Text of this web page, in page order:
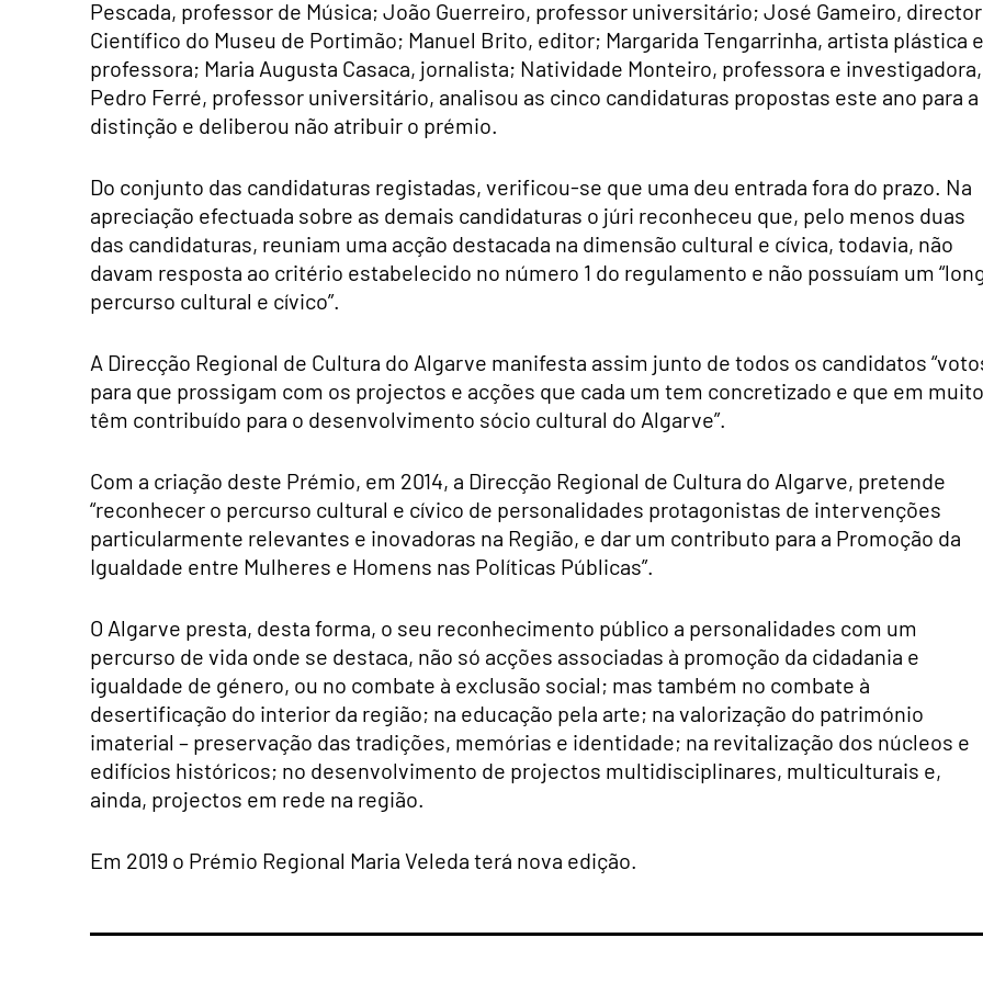
Pescada, professor de Música; João Guerreiro, professor universitário; José Gameiro, director
Científico do Museu de Portimão; Manuel Brito, editor; Margarida Tengarrinha, artista plástica e
professora; Maria Augusta Casaca, jornalista; Natividade Monteiro, professora e investigadora,
Pedro Ferré, professor universitário, analisou as cinco candidaturas propostas este ano para a
distinção e deliberou não atribuir o prémio.
Do conjunto das candidaturas registadas, verificou-se que uma deu entrada fora do prazo. Na
apreciação efectuada sobre as demais candidaturas o júri reconheceu que, pelo menos duas
das candidaturas, reuniam uma acção destacada na dimensão cultural e cívica, todavia, não
davam resposta ao critério estabelecido no número 1 do regulamento e não possuíam um
percurso cultural e cívico”.
A Direcção Regional de Cultura do Algarve manifesta assim junto de todos os candidatos
para que prossigam com os projectos e acções que cada um tem concretizado e que em muito
têm contribuído para o desenvolvimento sócio cultural do Algarve”.
Com a criação deste Prémio, em 2014, a Direcção Regional de Cultura do Algarve, pretende
“reconhecer o percurso cultural e cívico de personalidades protagonistas de intervenções
particularmente relevantes e inovadoras na Região, e dar um contributo para a Promoção da
Igualdade entre Mulheres e Homens nas Políticas Públicas”.
O Algarve presta, desta forma, o seu reconhecimento público a personalidades com um
percurso de vida onde se destaca, não só acções associadas à promoção da cidadania e
igualdade de género, ou no combate à exclusão social; mas também no combate à
desertificação do interior da região; na educação pela arte; na valorização do património
imaterial – preservação das tradições, memórias e identidade; na revitalização dos núcleos e
edifícios históricos; no desenvolvimento de projectos multidisciplinares, multiculturais e,
ainda, projectos em rede na região.
Em 2019 o Prémio Regional Maria Veleda terá nova edição.